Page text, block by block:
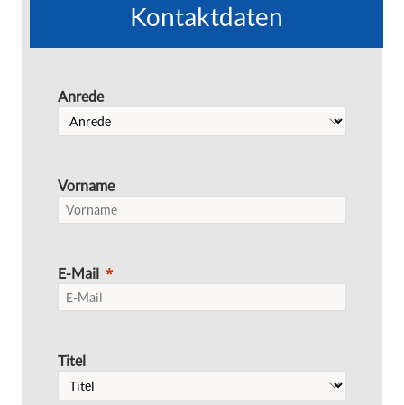
Kontaktdaten
Anrede
Vorname
E-Mail
Titel